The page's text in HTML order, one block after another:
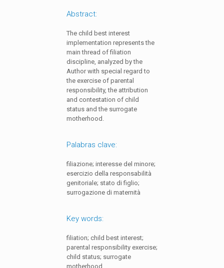
Abstract:
The child best interest
implementation represents the
main thread of filiation
discipline, analyzed by the
Author with special regard to
the exercise of parental
responsibility, the attribution
and contestation of child
status and the surrogate
motherhood.
Palabras clave:
filiazione; interesse del minore;
esercizio della responsabilità
genitoriale; stato di figlio;
surrogazione di maternità
Key words:
filiation; child best interest;
parental responsibility exercise;
child status; surrogate
motherhood